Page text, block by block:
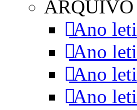
ARQUIVO
Ano
Ano
Ano
Ano